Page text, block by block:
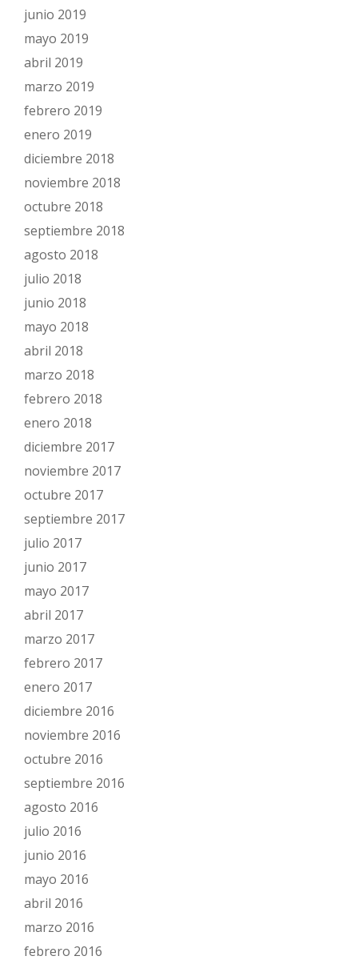
junio 2019
mayo 2019
abril 2019
marzo 2019
febrero 2019
enero 2019
diciembre 2018
noviembre 2018
octubre 2018
septiembre 2018
agosto 2018
julio 2018
junio 2018
mayo 2018
abril 2018
marzo 2018
febrero 2018
enero 2018
diciembre 2017
noviembre 2017
octubre 2017
septiembre 2017
julio 2017
junio 2017
mayo 2017
abril 2017
marzo 2017
febrero 2017
enero 2017
diciembre 2016
noviembre 2016
octubre 2016
septiembre 2016
agosto 2016
julio 2016
junio 2016
mayo 2016
abril 2016
marzo 2016
febrero 2016